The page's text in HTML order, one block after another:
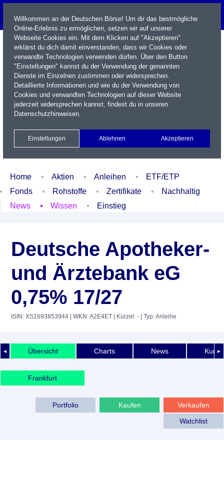
Name / WKN / ISIN / Kürzel
Xetra Realtime
Watchlist Portfolio Login
Home Aktien Anleihen
ETF/ETP
Fonds
Rohstoffe Zertifikate
Nachhaltig
News
Wissen Einstieg
Deutsche Apotheker-
und Ärztebank eG
0,75% 17/27
ISIN: XS1693853944 | WKN: A2E4ET | Kürzel: - | Typ: Anleihe
◄ ►
Übersicht Charts News
Frankfurt
Verkaufen
Kaufen
Portfolio
Watchlist
Willkommen an der Deutschen Börse! Um dir das bestmögliche
Online-Erlebnis zu ermöglichen, setzen wir auf unserer
Webseite Cookies ein. Mit dem Klicken auf "Akzeptieren"
erklärst du dich damit einverstanden, dass wir Cookies oder
verwandte Technologien verwenden dürfen. Über den Button
"Einstellungen" kannst du der Verwendung der genannten
Dienste im Einzelnen zustimmen oder widersprechen.
Detaillierte Informationen und wie du der Verwendung von
Cookies und verwandten Technologien auf dieser Website
jederzeit widersprechen kannst, findest du in unseren
Datenschutzhinweisen.
Einstellungen Ablehnen Akzeptieren